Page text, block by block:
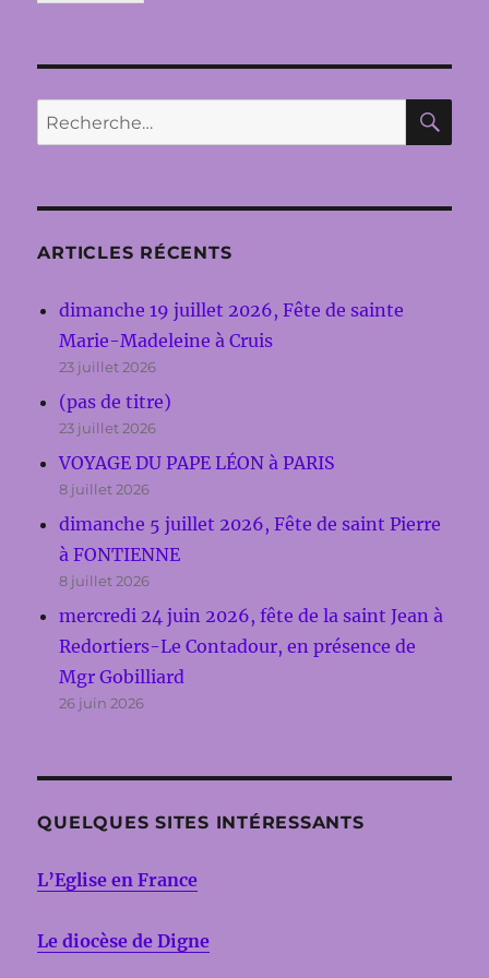
Recherche
pour :
ARTICLES RÉCENTS
dimanche 19 juillet 2026, Fête de sainte
Marie-Madeleine à Cruis
23 juillet 2026
(pas de titre)
23 juillet 2026
VOYAGE DU PAPE LÉON à PARIS
8 juillet 2026
dimanche 5 juillet 2026, Fête de saint Pierre
à FONTIENNE
8 juillet 2026
mercredi 24 juin 2026, fête de la saint Jean à
Redortiers-Le Contadour, en présence de
Mgr Gobilliard
26 juin 2026
QUELQUES SITES INTÉRESSANTS
L’Eglise en France
Le diocèse de Digne